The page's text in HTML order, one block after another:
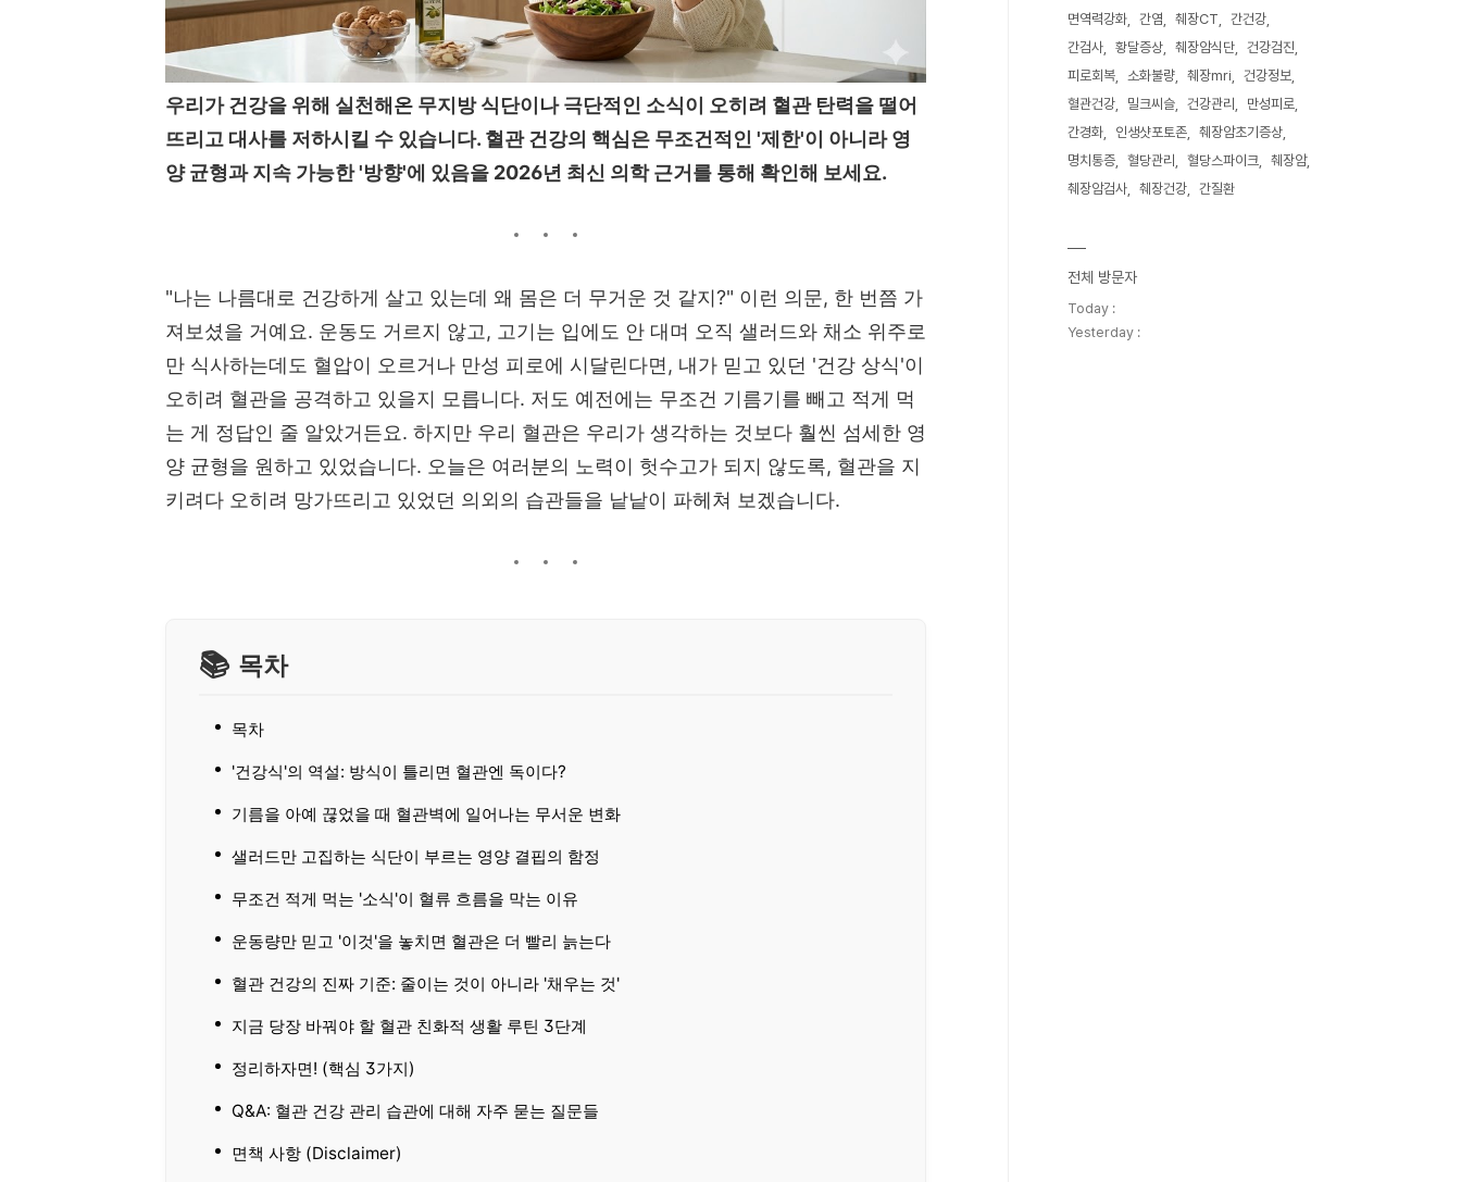
우리가 건강을 위해 실천해온 무지방 식단이나 극단적인 소식이 오히려 혈관 탄력을 떨어
뜨리고 대사를 저하시킬 수 있습니다. 혈관 건강의 핵심은 무조건적인 '제한'이 아니라 영
양 균형과 지속 가능한 '방향'에 있음을 2026년 최신 의학 근거를 통해 확인해 보세요.
"나는 나름대로 건강하게 살고 있는데 왜 몸은 더 무거운 것 같지?" 이런 의문, 한 번쯤 가
져보셨을 거예요. 운동도 거르지 않고, 고기는 입에도 안 대며 오직 샐러드와 채소 위주로
만 식사하는데도 혈압이 오르거나 만성 피로에 시달린다면, 내가 믿고 있던 '건강 상식'이
오히려 혈관을 공격하고 있을지 모릅니다. 저도 예전에는 무조건 기름기를 빼고 적게 먹
는 게 정답인 줄 알았거든요. 하지만 우리 혈관은 우리가 생각하는 것보다 훨씬 섬세한 영
양 균형을 원하고 있었습니다. 오늘은 여러분의 노력이 헛수고가 되지 않도록, 혈관을 지
키려다 오히려 망가뜨리고 있었던 의외의 습관들을 낱낱이 파헤쳐 보겠습니다.
목차
목차
'건강식'의 역설: 방식이 틀리면 혈관엔 독이다?
기름을 아예 끊었을 때 혈관벽에 일어나는 무서운 변화
샐러드만 고집하는 식단이 부르는 영양 결핍의 함정
무조건 적게 먹는 '소식'이 혈류 흐름을 막는 이유
운동량만 믿고 '이것'을 놓치면 혈관은 더 빨리 늙는다
혈관 건강의 진짜 기준: 줄이는 것이 아니라 '채우는 것'
지금 당장 바꿔야 할 혈관 친화적 생활 루틴 3단계
정리하자면! (핵심 3가지)
Q&A: 혈관 건강 관리 습관에 대해 자주 묻는 질문들
면책 사항 (Disclaimer)
면역력강화
간염 췌장CT
간건강
간검사
황달증상 췌장암식단
건강검진
피로회복
소화불량 췌장mri
건강정보
혈관건강
밀크씨슬 건강관리
만성피로
간경화
인생샷포토존
췌장암초기증상
명치통증
혈당관리 혈당스파이크
췌장암
췌장암검사
췌장건강 간질환
전체 방문자
Today :
Yesterday :